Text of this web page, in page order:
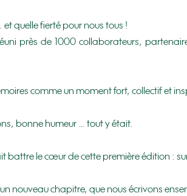
quelle fierté pour nous tous !
près de 1000 collaborateurs,
comme un moment fort, collectif et
bonne humeur … tout y était.
battre le cœur de cette première édition :
nouveau chapitre, que nous écrivons